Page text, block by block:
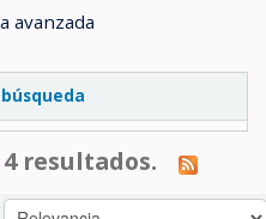
avanzada
resultados.